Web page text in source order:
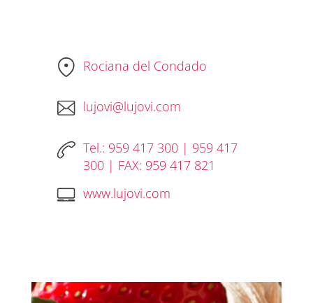
Rociana del Condado
lujovi@lujovi.com
Tel.: 959 417 300 | 959 417
300 | FAX: 959 417 821
www.lujovi.com